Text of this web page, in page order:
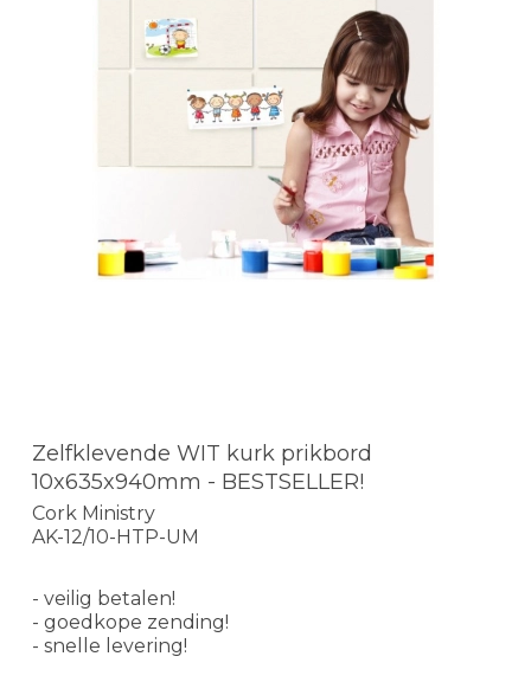
Zelfklevende WIT kurk prikbord
10x635x940mm - BESTSELLER!
Cork Ministry
AK-12/10-HTP-UM
- veilig betalen!
- goedkope zending!
- snelle levering!